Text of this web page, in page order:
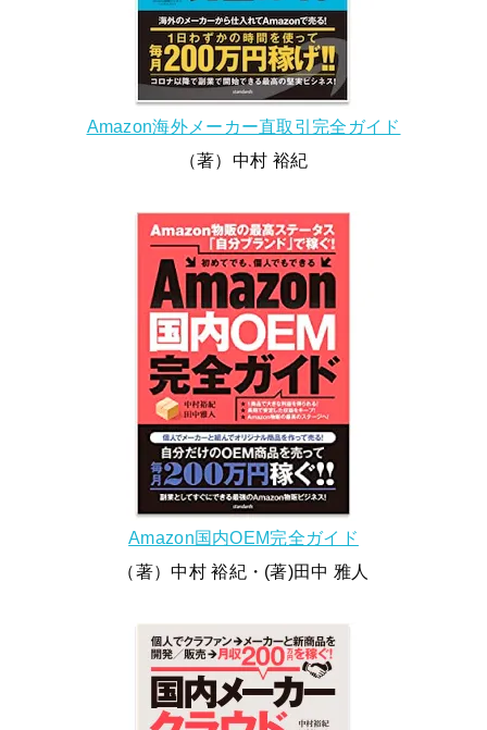
Amazon海外メーカー直取引完全ガイド
（著）中村 裕紀
Amazon国内OEM完全ガイド
（著）中村 裕紀・(著)田中 雅人